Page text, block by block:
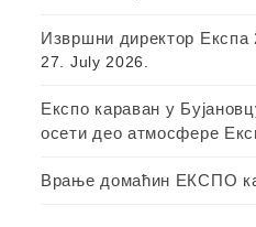
Извршни директор
27. July 2026.
Експо караван у
осети део атмосфере
Врање домаћин ЕКСПО